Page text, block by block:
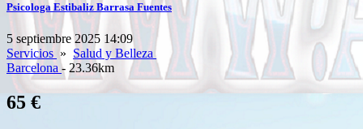
Psicologa Estibaliz Barrasa Fuentes
5 septiembre 2025 14:09
Servicios » Salud y Belleza
Barcelona - 23.36km
65 €